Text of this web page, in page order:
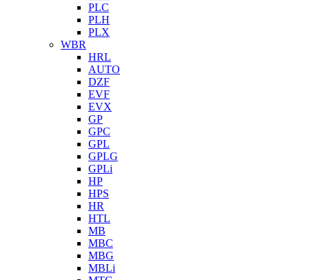
PLC
PLH
PLX
WBR
HRL
AUTO
DZF
EVF
EVX
GP
GPC
GPL
GPLG
GPLi
HP
HPS
HR
HTL
MB
MBC
MBG
MBLi